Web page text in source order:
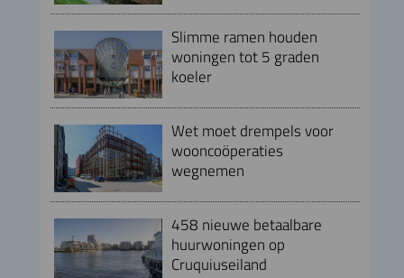
Slimme ramen houden
woningen tot 5 graden
koeler
Wet moet drempels voor
wooncoöperaties
wegnemen
458 nieuwe betaalbare
huurwoningen op
Cruquiuseiland